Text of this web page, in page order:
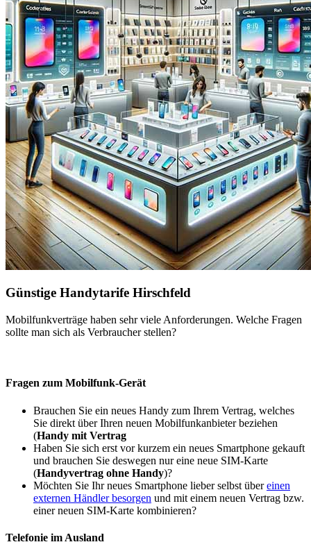
Günstige Handytarife Hirschfeld
Mobilfunkverträge haben sehr viele Anforderungen. Welche Fragen
sollte man sich als Verbraucher stellen?
Fragen zum Mobilfunk-Gerät
Brauchen Sie ein neues Handy zum Ihrem Vertrag, welches
Sie direkt über Ihren neuen Mobilfunkanbieter beziehen
(Handy mit Vertrag
Haben Sie sich erst vor kurzem ein neues Smartphone gekauft
und brauchen Sie deswegen nur eine neue SIM-Karte
(Handyvertrag ohne Handy)?
Möchten Sie Ihr neues Smartphone lieber selbst übereinen
externen Händler besorgen und mit einem neuen Vertrag bzw.
einer neuen SIM-Karte kombinieren?
Telefonie im Ausland